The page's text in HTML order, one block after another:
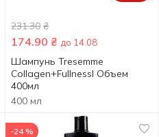
231.30 ₴
174.90 ₴ до 14.08
Шампунь Tresemme
Collagen+Fullnessl Объем
400мл
400 мл
-24 %